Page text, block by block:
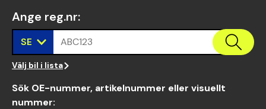
Ange reg.nr:
SE ABC123
Välj bil i lista
Sök OE-nummer, artikelnummer eller visuellt
nummer: